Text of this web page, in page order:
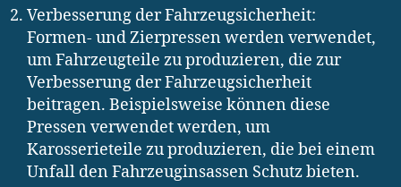
Verbesserung der Fahrzeugsicherheit:
Formen- und Zierpressen werden verwendet,
um Fahrzeugteile zu produzieren, die zur
Verbesserung der Fahrzeugsicherheit
beitragen. Beispielsweise können diese
Pressen verwendet werden, um
Karosserieteile zu produzieren, die bei einem
Unfall den Fahrzeuginsassen Schutz bieten.